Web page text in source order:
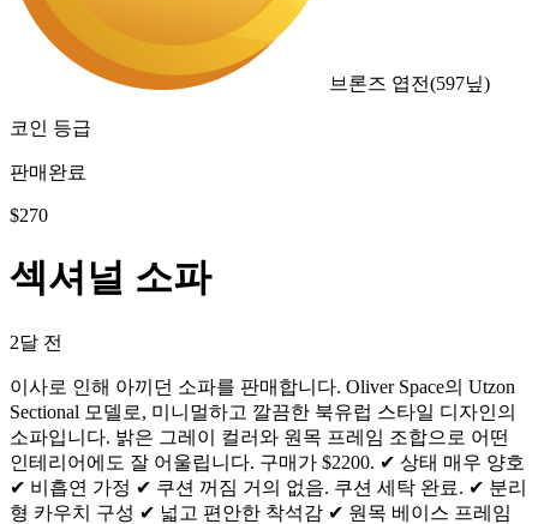
브론즈 엽전(597닢)
코인 등급
판매완료
$270
섹셔널 소파
2달 전
이사로 인해 아끼던 소파를 판매합니다. Oliver Space의 Utzon
Sectional 모델로, 미니멀하고 깔끔한 북유럽 스타일 디자인의
소파입니다. 밝은 그레이 컬러와 원목 프레임 조합으로 어떤
인테리어에도 잘 어울립니다. 구매가 $2200. ✔ 상태 매우 양호
✔ 비흡연 가정 ✔ 쿠션 꺼짐 거의 없음. 쿠션 세탁 완료. ✔ 분리
형 카우치 구성 ✔ 넓고 편안한 착석감 ✔ 원목 베이스 프레임